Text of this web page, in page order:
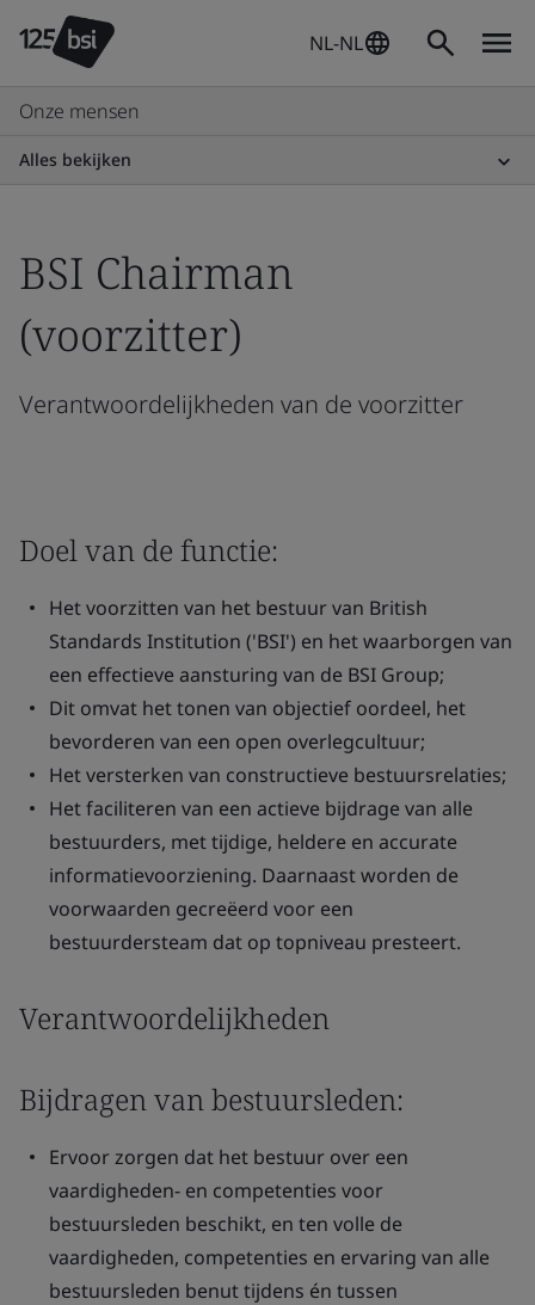
NL-NL
Onze mensen
Alles bekijken
BSI Chairman
(voorzitter)
Verantwoordelijkheden van de voorzitter
Doel van de functie:
Het voorzitten van het bestuur van British
Standards Institution ('BSI') en het waarborgen van
een effectieve aansturing van de BSI Group;
Dit omvat het tonen van objectief oordeel, het
bevorderen van een open overlegcultuur;
Het versterken van constructieve bestuursrelaties;
Het faciliteren van een actieve bijdrage van alle
bestuurders, met tijdige, heldere en accurate
informatievoorziening. Daarnaast worden de
voorwaarden gecreëerd voor een
bestuurdersteam dat op topniveau presteert.
Verantwoordelijkheden
Bijdragen van bestuursleden:
Ervoor zorgen dat het bestuur over een
vaardigheden- en competenties voor
bestuursleden beschikt, en ten volle de
vaardigheden, competenties en ervaring van alle
bestuursleden benut tijdens én tussen